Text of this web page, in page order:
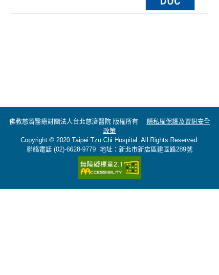
佛教慈濟醫療財團法人台北慈濟醫院 版權所有 隱私權保護及資訊安全
政策
Copyright © 2020 Taipei Tzu Chi Hospital. All Rights Reserved.
聯絡電話 (02)-6628-9779 地址：新北市新店區建國路289號